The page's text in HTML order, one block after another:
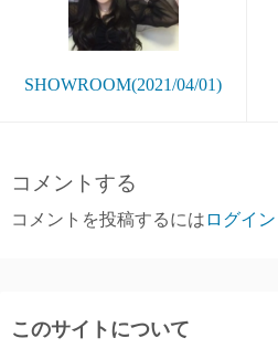
SHOWROOM(2021/04/01)
コメントする
コメントを投稿するには ログイン
このサイトについて